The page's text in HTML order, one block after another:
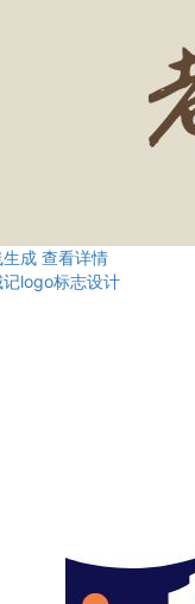
成 查看详情
记logo标志设计